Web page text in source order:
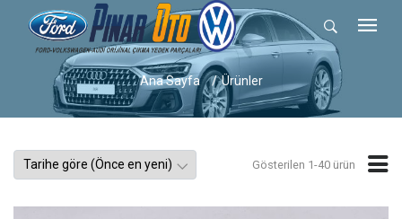
Ana Sayfa Ürünler
Gösterilen 1-40 ürün